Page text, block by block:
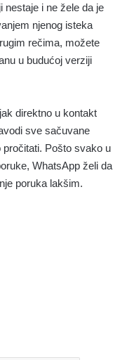
nestaje i ne žele da je
njenog isteka
rečima, možete
u budućoj verziji
direktno u kontakt
sve sačuvane
Pošto svako u
WhatsApp želi da
poruka lakšim.